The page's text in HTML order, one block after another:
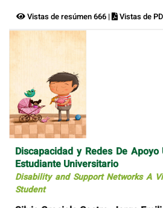
Vistas de resúmen 666 | Vistas de
Discapacidad y Redes De
Estudiante Universitario
Disability and Support Networks A
Student